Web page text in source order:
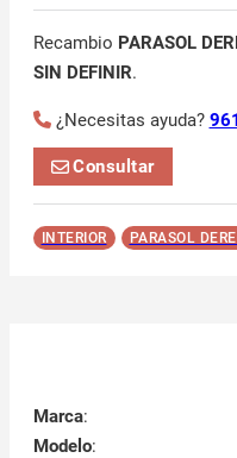
Recambio PARASOL
SIN DEFINIR.
¿Necesitas ayuda?
Consultar
INTERIOR PARASOL
Marca:
Modelo: